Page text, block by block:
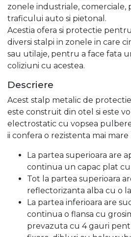
zonele industriale, comerciale,
traficului auto si pietonal.
Acestia ofera si protectie
diversi stalpi in zonele in care
sau utilaje, pentru a face fata
coliziuni cu acestea.
Descriere
Acest stalp metalic de
este construit din otel si este
electrostatic cu vopsea
ii confera o rezistenta mai
La partea superioara are
continua un capac plat cu
Tot la partea superioara
reflectorizanta alba cu o
La partea inferioara are
continua o flansa cu
prevazuta cu 4 gauri